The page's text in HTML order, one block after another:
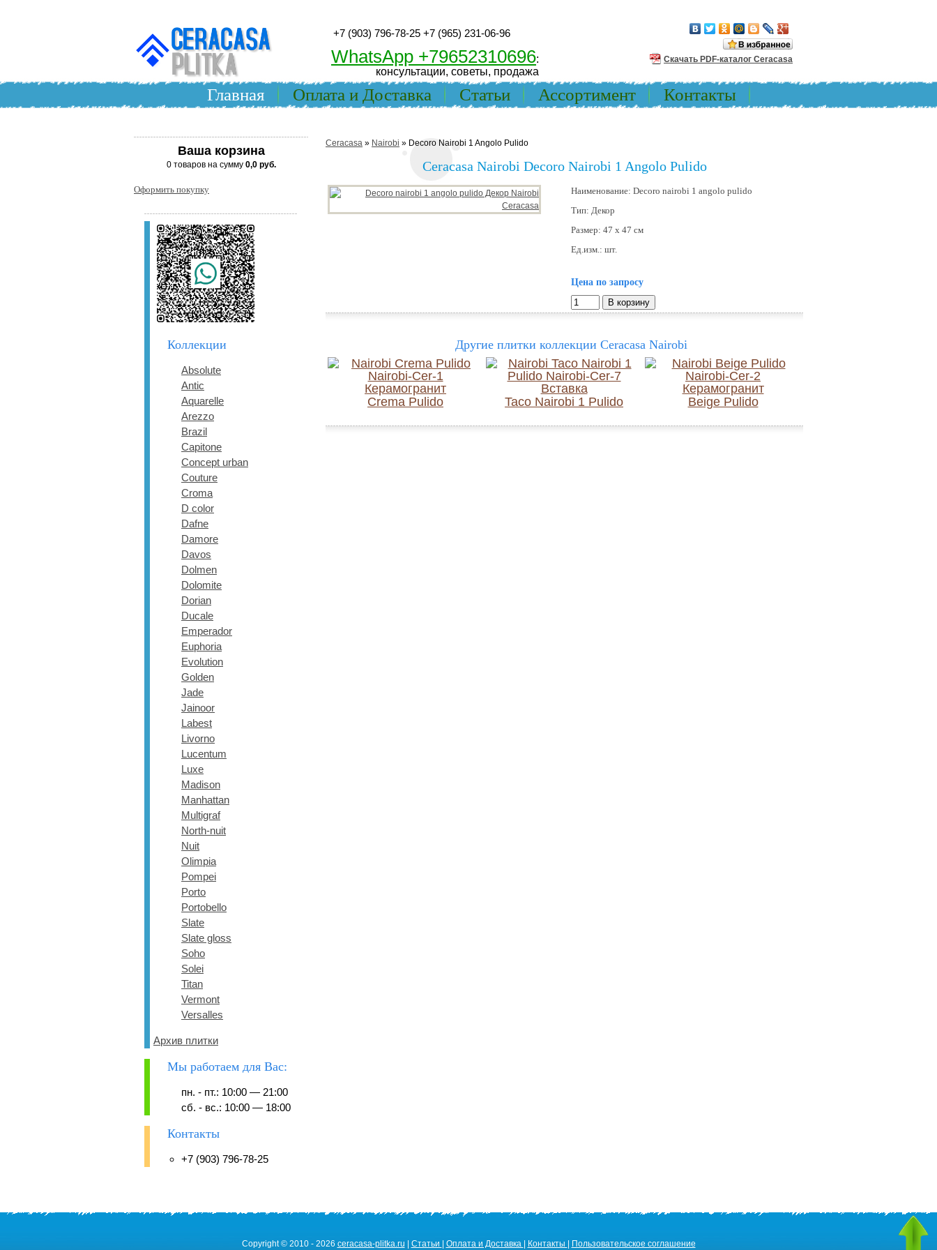
+7 (903) 796-78-25 +7 (965) 231-06-96
WhatsApp +79652310696:
консультации, советы, продажа
Скачать PDF-каталог Ceracasa
Главная Оплата и Доставка Статьи Ассортимент Контакты
Ваша корзина
0 товаров на сумму 0,0 руб.
Оформить покупку
Коллекции
Absolute
Antic
Aquarelle
Arezzo
Brazil
Capitone
Concept urban
Couture
Croma
D color
Dafne
Damore
Davos
Dolmen
Dolomite
Dorian
Ducale
Emperador
Euphoria
Evolution
Golden
Jade
Jainoor
Labest
Livorno
Lucentum
Luxe
Madison
Manhattan
Multigraf
North-nuit
Nuit
Olimpia
Pompei
Porto
Portobello
Slate
Slate gloss
Soho
Solei
Titan
Vermont
Versalles
Архив плитки
Мы работаем для Вас:
пн. - пт.: 10:00 — 21:00
сб. - вс.: 10:00 — 18:00
Контакты
+7 (903) 796-78-25
Ceracasa » Nairobi » Decoro Nairobi 1 Angolo Pulido
Ceracasa Nairobi Decoro Nairobi 1 Angolo Pulido
Наименование: Decoro nairobi 1 angolo pulido
Тип: Декор
Размер: 47 x 47 см
Ед.изм.: шт.
Цена по запросу
Другие плитки коллекции Ceracasa Nairobi
Crema Pulido Taco Nairobi 1 Pulido Beige Pulido
Copyright © 2010 - 2026 ceracasa-plitka.ru Статьи Оплата и Доставка Контакты Пользовательское соглашение